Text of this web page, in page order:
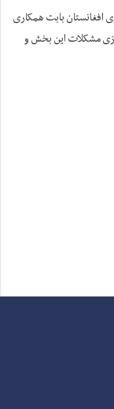
افغانستان بابت همکاری
مشکلات این بخش و